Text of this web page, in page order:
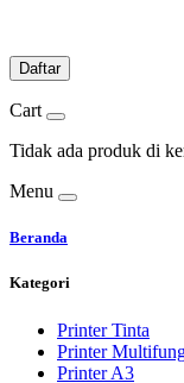
Daftar
Cart
Tidak ada produk di
Menu
Beranda
Kategori
Printer Tinta
Printer
Printer A3